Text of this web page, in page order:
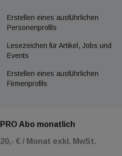
Erstellen eines ausführlichen
Personenprofils
Lesezeichen für Artikel, Jobs und
Events
Erstellen eines ausführlichen
Firmenprofils
PRO Abo monatlich
20,- € / Monat exkl. MwSt.